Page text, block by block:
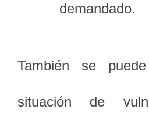
demandado.
También se
situación de